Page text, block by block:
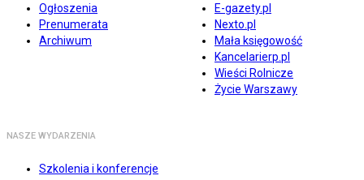
Ogłoszenia
Prenumerata
Archiwum
E-gazety.pl
Nexto.pl
Mała księgowość
Kancelarierp.pl
Wieści Rolnicze
Życie Warszawy
NASZE WYDARZENIA
Szkolenia i konferencje